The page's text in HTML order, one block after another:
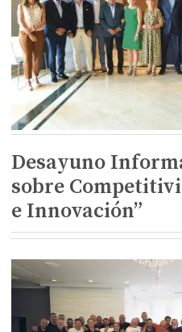
Desayuno
sobre
e Innovación”